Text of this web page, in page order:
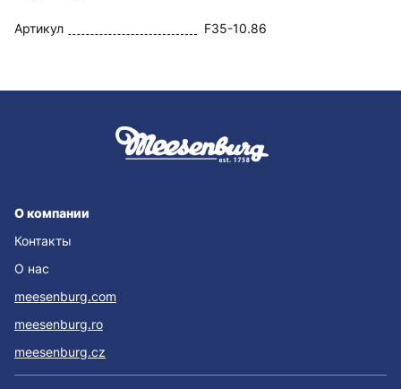
Артикул F35-10.86
О компании
Контакты
О нас
meesenburg.com
meesenburg.ro
meesenburg.cz